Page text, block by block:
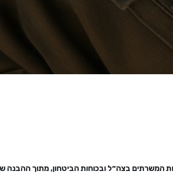
המשרתים בצה״ל ובכוחות הביטחון, מתוך